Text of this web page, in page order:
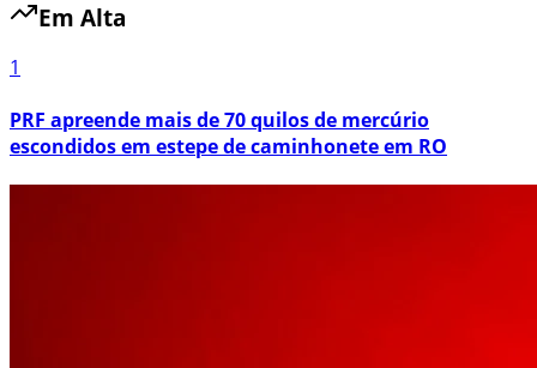
Em Alta
1
PRF apreende mais de 70 quilos de mercúrio
escondidos em estepe de caminhonete em RO